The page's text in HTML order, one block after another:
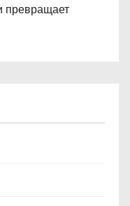
превращает